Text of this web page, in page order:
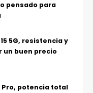
pensado para
5G, resistencia y
un buen precio
Pro, potencia total